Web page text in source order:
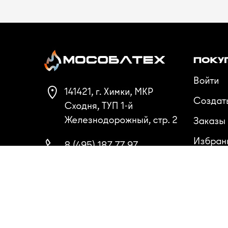
141421, г. Химки, МКР
Сходня, ТУП 1-й
Железнодорожный, стр. 2
8 (495) 187 77 97
Войти
Заказы